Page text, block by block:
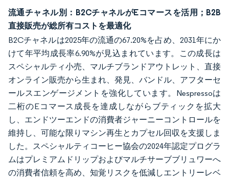
流通チャネル別：B2CチャネルがEコマースを活用；B2B
直接販売が総所有コストを最適化
B2Cチャネルは2025年の流通の67.20%を占め、2031年にか
けて年平均成長率6.90%が見込まれています。この成長は
スペシャルティ小売、マルチブランドアウトレット、直接
オンライン販売から生まれ、発見、バンドル、アフターセ
ールスエンゲージメントを強化しています。Nespressoは
二桁のEコマース成長を達成しながらブティックを拡大
し、エンドツーエンドの消費者ジャーニーコントロールを
維持し、可能な限りマシン再生とカプセル回収を支援しま
した。スペシャルティコーヒー協会の2024年認定プログラ
ムはプレミアムドリップおよびマルチサーブブリュワーへ
の消費者信頼を高め、知覚リスクを低減しエントリーレベ